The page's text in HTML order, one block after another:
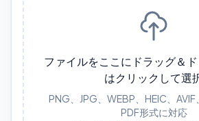
ファイルをここにドラッグ＆
はクリックして選
PNG、JPG、WEBP、HEIC、AVIF
PDF形式に対応